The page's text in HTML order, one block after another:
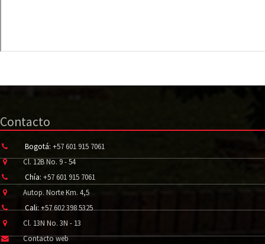
Contacto
Bogotá: +57 601 915 7061
Cl. 12B No. 9 - 54
Chía: +57 601 915 7061
Autop. Norte Km. 4,5
Cali: +57 602 398 5325
Cl. 13N No. 3N - 13
Contacto web